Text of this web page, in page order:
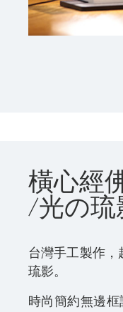
橫心經
/光の琉
台灣手工製作，
琉影。
時尚簡約無邊